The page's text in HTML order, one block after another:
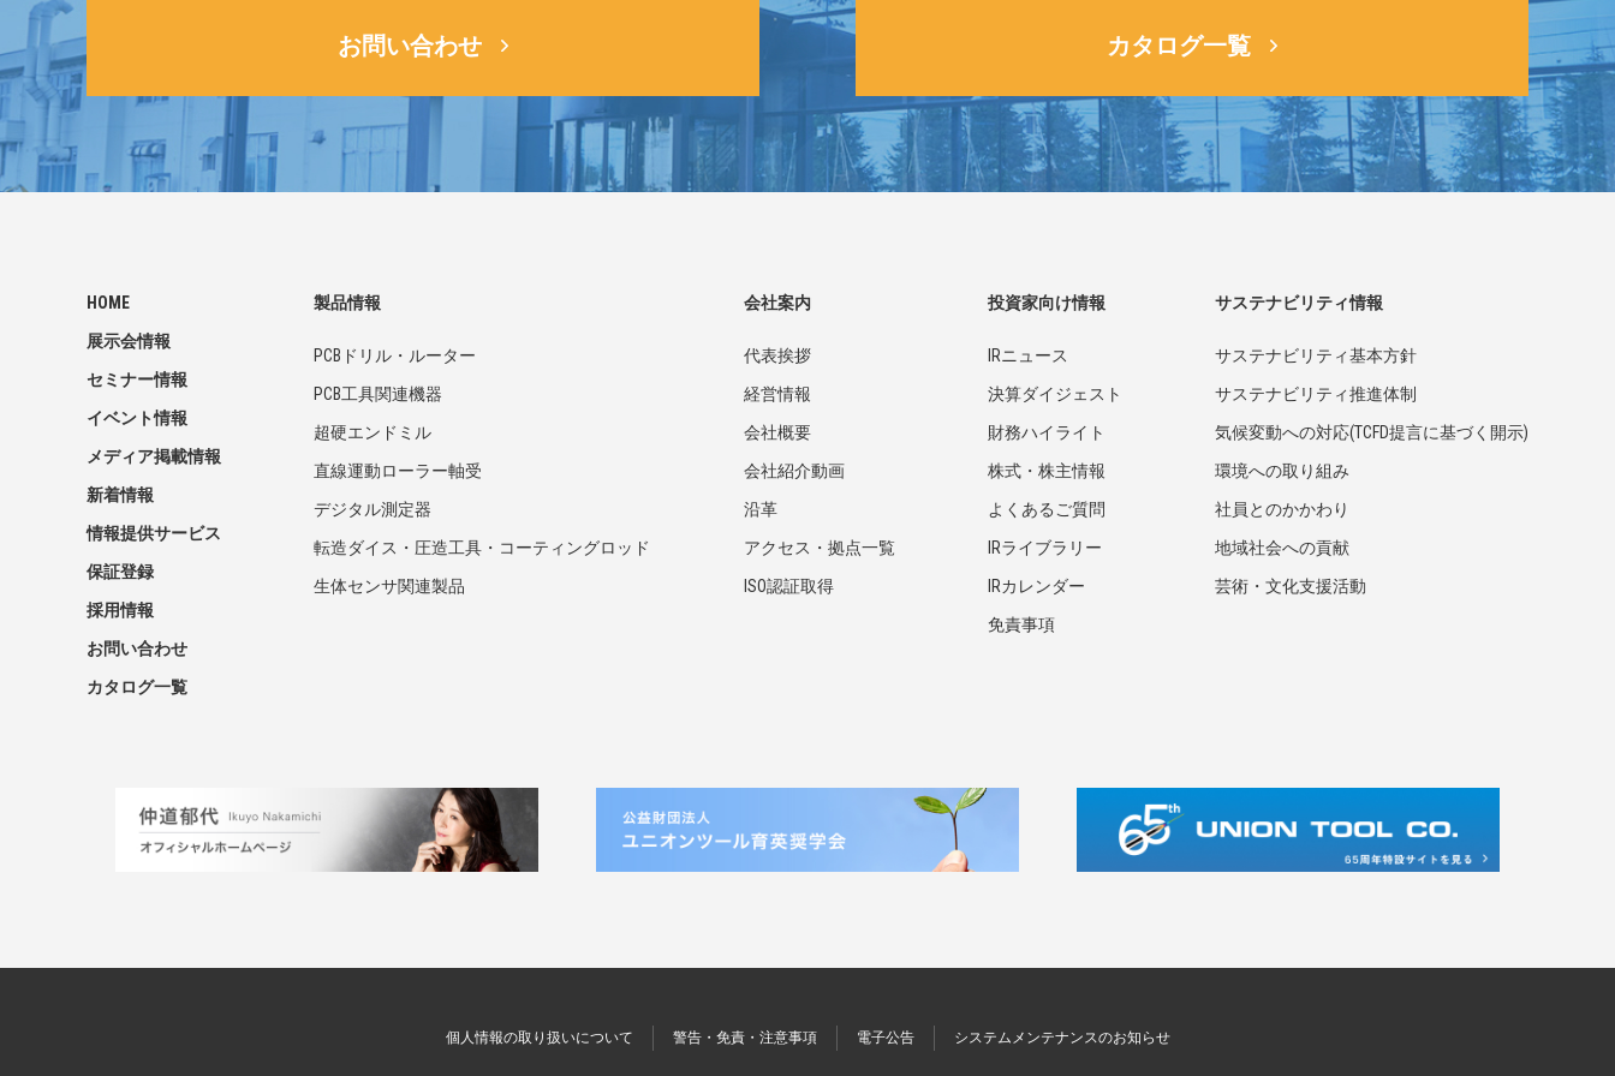
お問い合わせ カタログ一覧
HOME
展示会情報
セミナー情報
イベント情報
メディア掲載情報
新着情報
情報提供サービス
保証登録
採用情報
お問い合わせ
カタログ一覧
製品情報
PCBドリル・ルーター
PCB工具関連機器
超硬エンドミル
直線運動ローラー軸受
デジタル測定器
転造ダイス・圧造工具・コーティングロッド
生体センサ関連製品
会社案内
代表挨拶
経営情報
会社概要
会社紹介動画
沿革
アクセス・拠点一覧
ISO認証取得
投資家向け情報
IRニュース
決算ダイジェスト
財務ハイライト
株式・株主情報
よくあるご質問
IRライブラリー
IRカレンダー
免責事項
サステナビリティ情報
サステナビリティ基本方針
サステナビリティ推進体制
気候変動への対応(TCFD提言に基づく開示)
環境への取り組み
社員とのかかわり
地域社会への貢献
芸術・文化支援活動
個人情報の取り扱いについて 警告・免責・注意事項 電子公告 システムメンテナンスのお知らせ